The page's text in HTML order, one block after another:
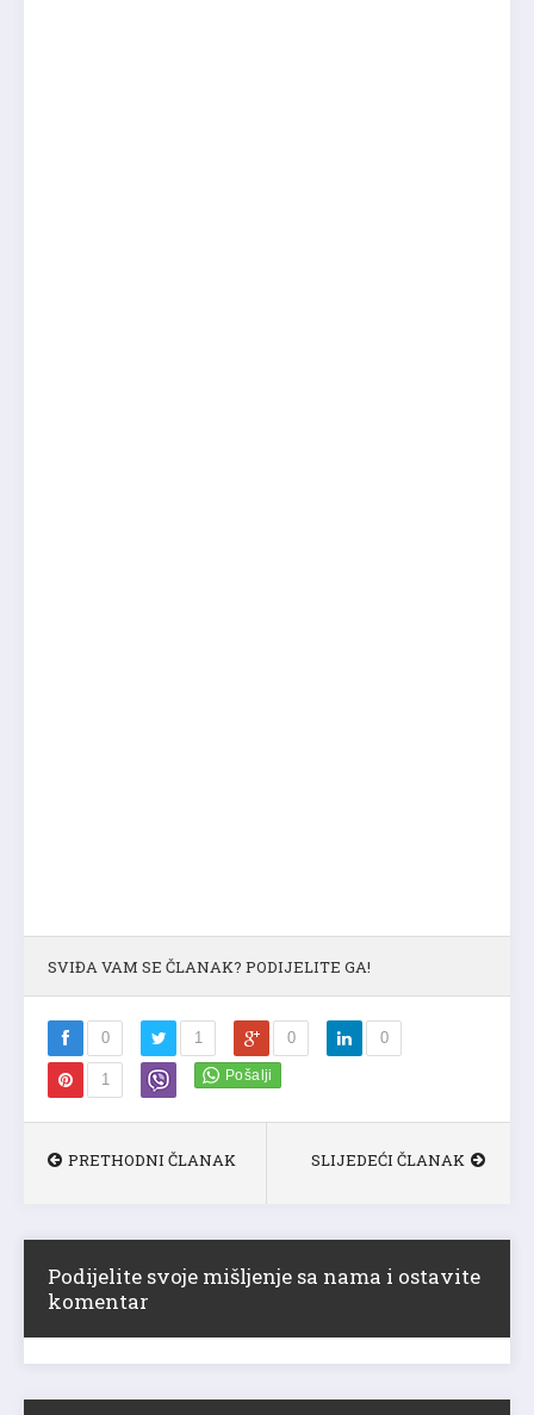
SVIĐA VAM SE ČLANAK? PODIJELITE GA!
0 1 0 0
1
PRETHODNI ČLANAK SLIJEDEĆI ČLANAK
Podijelite svoje mišljenje sa nama i ostavite
komentar